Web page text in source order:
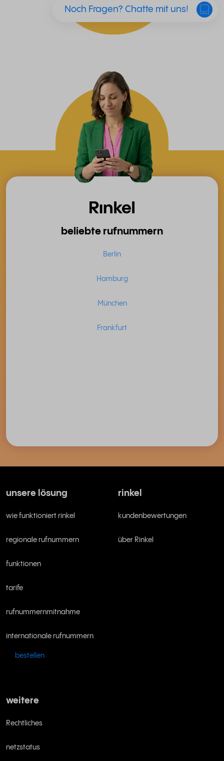
Noch Fragen? Chatte mit uns!
beliebte rufnummern
Berlin
Hamburg
München
Frankfurt
unsere lösung
wie funktioniert rinkel
regionale rufnummern
funktionen
tarife
rufnummernmitnahme
internationale rufnummern
bestellen
rinkel
kundenbewertungen
über Rinkel
weitere
Rechtliches
netzstatus